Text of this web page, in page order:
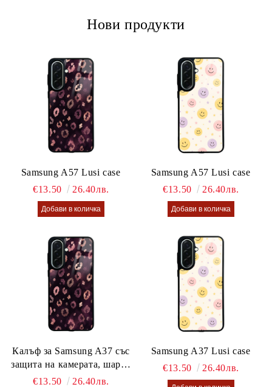
Нови продукти
Samsung A57 Lusi case
€13.50
26.40лв.
Samsung A57 Lusi case
€13.50
26.40лв.
Калъф за Samsung A37 със
защита на камерата, шарен
калъф Lusi case
€13.50 26.40лв.
Samsung A37 Lusi case
€13.50
26.40лв.